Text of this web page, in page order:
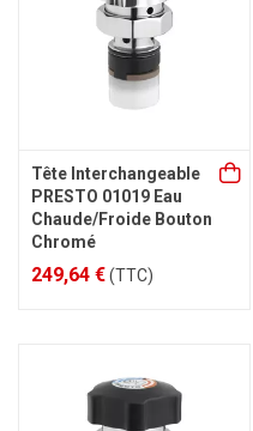
Tête Interchangeable
PRESTO 01019 Eau
Chaude/Froide Bouton
Chromé
249,64 €(TTC)